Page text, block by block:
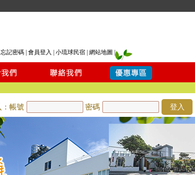
忘記密碼 會員登入 小琉球民宿 網站地圖
：帳號 密碼 登入